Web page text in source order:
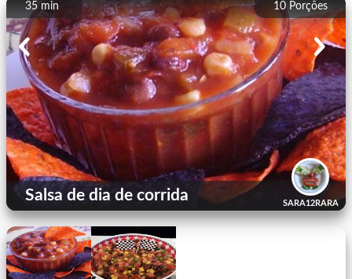
10 Porções
35 min
SARA12RARA
Salsa de dia de corrida